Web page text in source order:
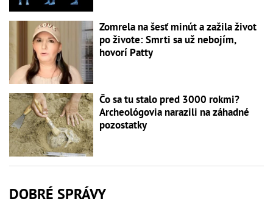
Zomrela na šesť minút a zažila život
po živote: Smrti sa už nebojím,
hovorí Patty
Čo sa tu stalo pred 3000 rokmi?
Archeológovia narazili na záhadné
pozostatky
DOBRÉ SPRÁVY